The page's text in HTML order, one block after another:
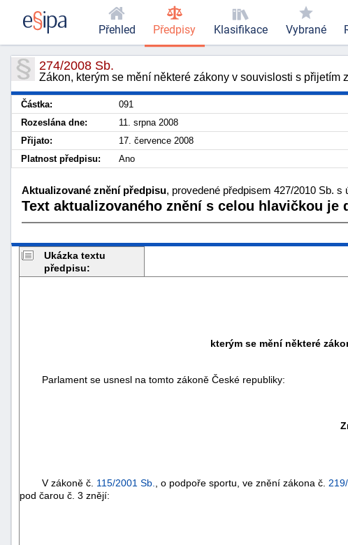
274/2008 Sb.
Zákon, kterým se mění některé zákony v souvislosti s přijetím
Částka: 091
Rozeslána dne:
11. srpna 2008
Přijato:
17. července 2008
Platnost předpisu:
Ano
Aktualizované znění předpisu, provedené předpisem 427/2010 Sb. s
Text aktualizovaného znění s celou hlavičkou
Ukázka textu
předpisu:
kterým se mění některé
Parlament se usnesl na tomto zákoně České republiky:
V zákoně č. 115/2001 Sb. , o podpoře sportu, ve znění zákona č.
pod čarou č. 3 znějí:
Přehled Předpisy Klasifikace Vybrané